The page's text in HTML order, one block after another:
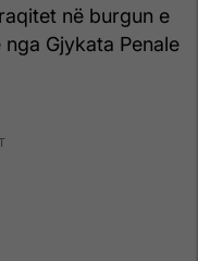
në burgun e
Gjykata Penale